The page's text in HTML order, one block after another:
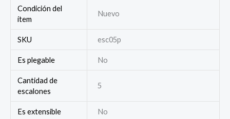
Condición del
ítem
Nuevo
SKU esc05p
Es plegable No
Cantidad de
escalones
5
Es extensible No